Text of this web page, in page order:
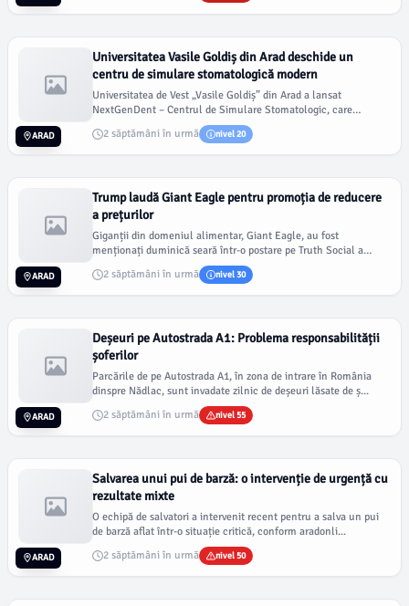
Universitatea Vasile Goldiș din Arad deschide un
centru de simulare stomatologică modern
Universitatea de Vest „Vasile Goldiș” din Arad a lansat
NextGenDent – Centrul de Simulare Stomatologic, care
2 săptămâni în urmă nivel 20
ARAD
Trump laudă Giant Eagle pentru promoția de reducere
a prețurilor
Giganții din domeniul alimentar, Giant Eagle, au fost
menționați duminică seară într-o postare pe Truth Social a
2 săptămâni în urmă nivel 30
ARAD
Deșeuri pe Autostrada A1: Problema responsabilității
șoferilor
Parcările de pe Autostrada A1, în zona de intrare în România
dinspre Nădlac, sunt invadate zilnic de deșeuri lăsate de ș...
2 săptămâni în urmă
nivel 55
ARAD
Salvarea unui pui de barză: o intervenție de urgență cu
rezultate mixte
O echipă de salvatori a intervenit recent pentru a salva un pui
de barză aflat într-o situație critică, conform aradonli...
2 săptămâni în urmă
nivel 50
ARAD